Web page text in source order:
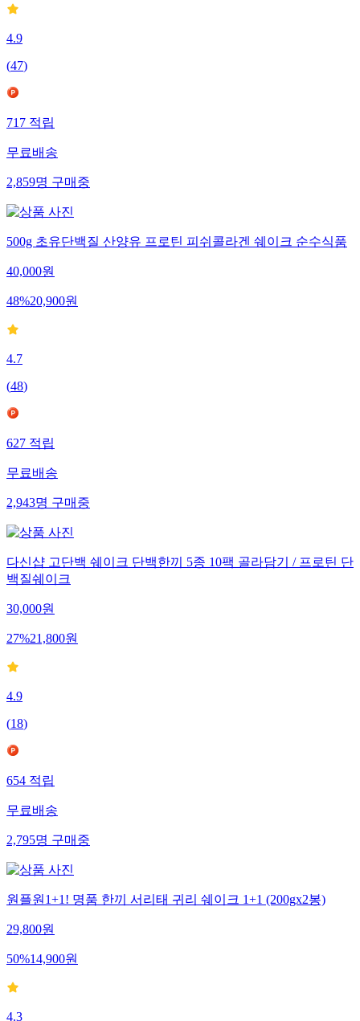
4.9
(47)
717적립
무료배송
2,859명구매중
500g 초유단백질 산양유 프로틴 피쉬콜라겐 쉐이크 순수식품
40,000원
48%20,900원
4.7
(48)
627적립
무료배송
2,943명구매중
다신샵 고단백 쉐이크 단백한끼 5종 10팩 골라담기 / 프로틴 단
백질쉐이크
30,000원
27%21,800원
4.9
(18)
654적립
무료배송
2,795명구매중
원플원1+1! 명품 한끼 서리태 귀리 쉐이크 1+1 (200gx2봉)
29,800원
50%14,900원